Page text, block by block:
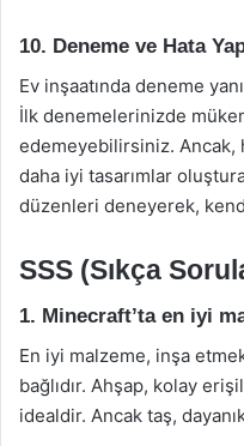
10. Deneme ve Hata
Ev inşaatında deneme
İlk denemelerinizde
edemeyebilirsiniz. Ancak,
daha iyi tasarımlar
düzenleri deneyerek,
SSS (Sıkça
1. Minecraft’ta en iyi
En iyi malzeme, inşa
bağlıdır. Ahşap, kolay
idealdir. Ancak taş,